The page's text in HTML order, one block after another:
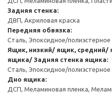
Задняя стенка:
ДВП, Акриловая краска
Передняя обвязка:
Сталь, Эпоксидное/
Ящик, низкий/ ящик, средний/
ящика/ Задняя стенка ящика:
Сталь, Эпоксидное/
Дно ящика:
ДСП, Меламиновая пленка,